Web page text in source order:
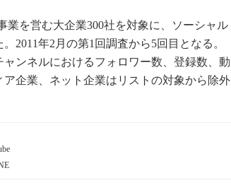
を営む大企業300社を対象に、ソーシャル
2011年2月の第1回調査から5回目となる。
ンネルにおけるフォロワー数、登録数、動
企業、ネット企業はリストの対象から除外